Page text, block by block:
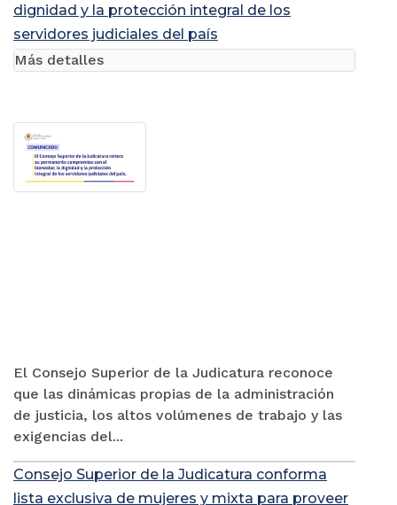
dignidad y la protección integral de los
servidores judiciales del país
El Consejo Superior de la Judicatura reconoce
que las dinámicas propias de la administración
de justicia, los altos volúmenes de trabajo y las
exigencias del...
Más detalles
Consejo Superior de la Judicatura conforma
lista exclusiva de mujeres y mixta para proveer